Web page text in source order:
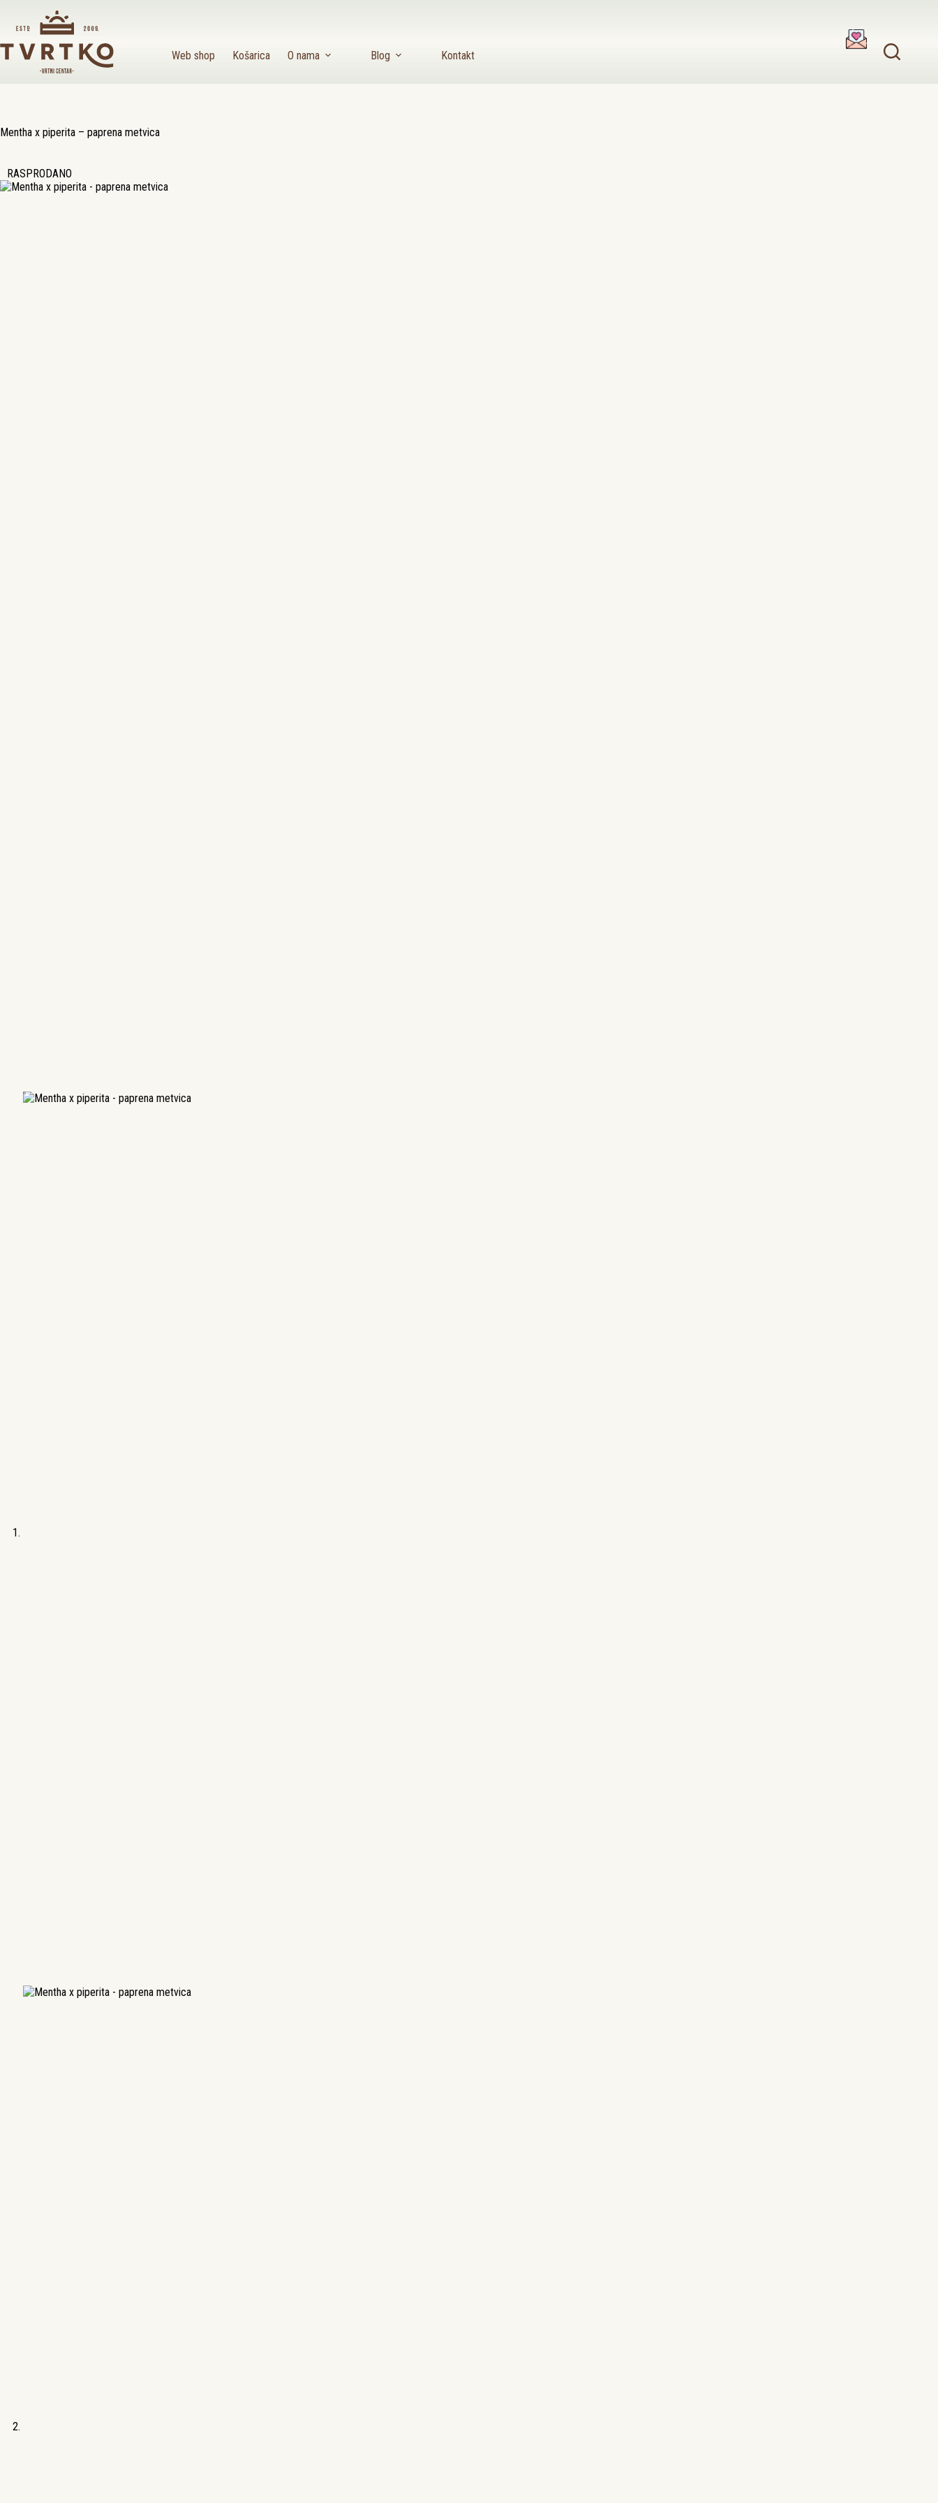
sadržaj
Web shop
Košarica O nama Blog Kontakt
Mentha x piperita – paprena metvica
RASPRODANO